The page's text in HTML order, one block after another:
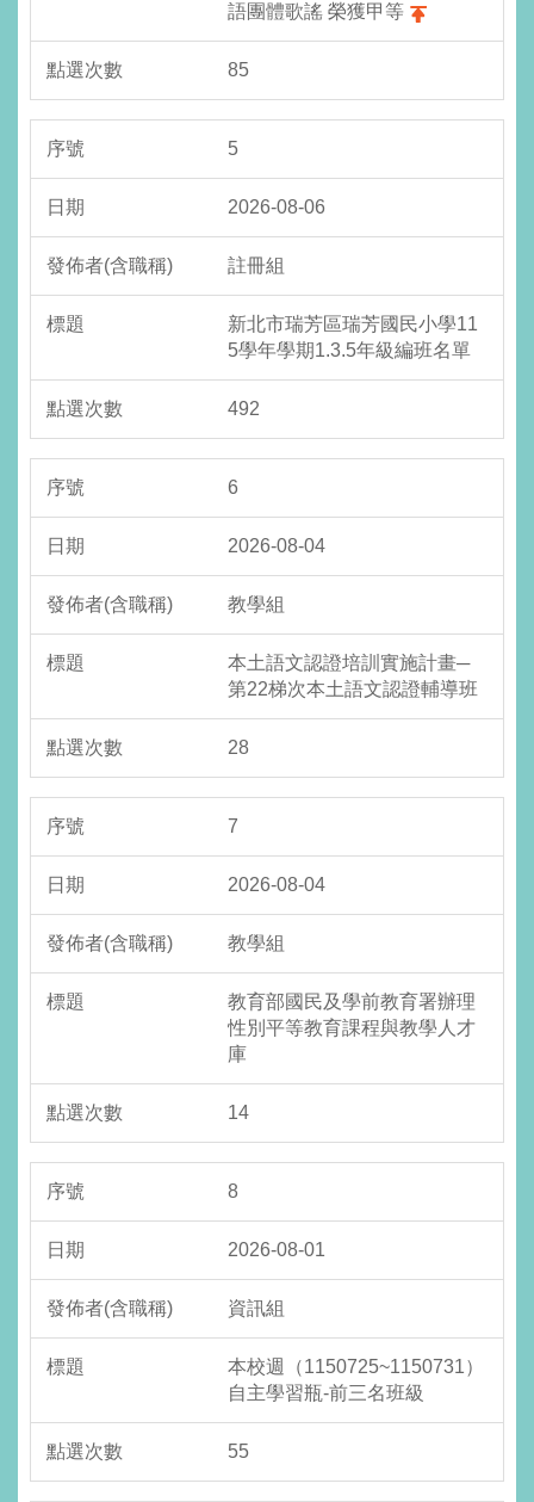
語團體歌謠 榮獲甲等
85
5
2026-08-06
註冊組
新北市瑞芳區瑞芳國民小學11
5學年學期1.3.5年級編班名單
492
6
2026-08-04
教學組
本土語文認證培訓實施計畫─
第22梯次本土語文認證輔導班
28
7
2026-08-04
教學組
教育部國民及學前教育署辦理
性別平等教育課程與教學人才
庫
14
8
2026-08-01
資訊組
本校週（1150725~1150731）
自主學習瓶-前三名班級
55